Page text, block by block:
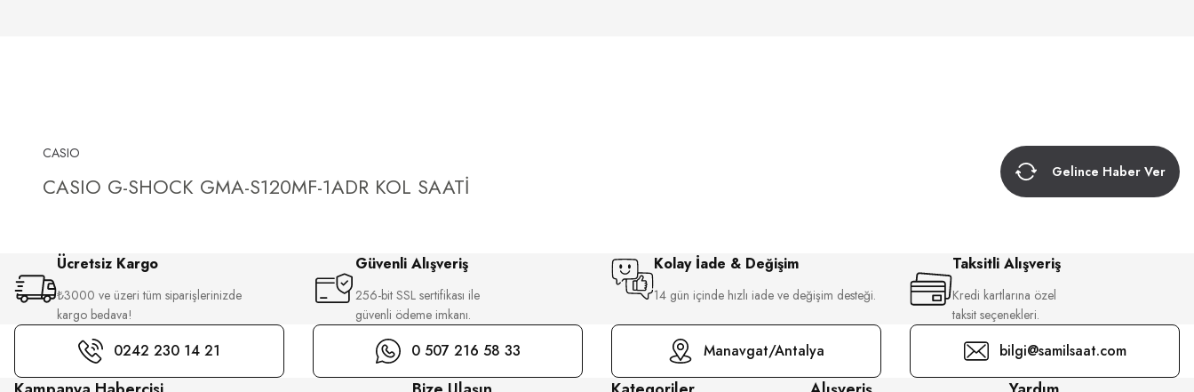
CASIO
CASIO G-SHOCK GMA-S120MF-1ADR KOL SAATİ
Gelince Haber Ver
Ücretsiz Kargo
₺3000 ve üzeri tüm siparişlerinizde
kargo bedava!
Güvenli Alışveriş
256-bit SSL sertifikası ile
güvenli ödeme imkanı.
Kolay İade & Değişim
14 gün içinde hızlı iade ve değişim desteği.
Taksitli Alışveriş
Kredi kartlarına özel
taksit seçenekleri.
0242 230 14 21 0 507 216 58 33 Manavgat/Antalya bilgi@samilsaat.com